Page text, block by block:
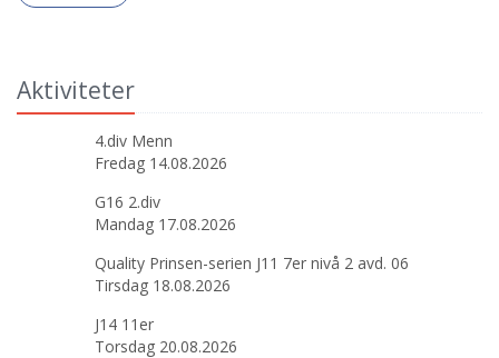
Aktiviteter
4.div Menn
Fredag 14.08.2026
G16 2.div
Mandag 17.08.2026
Quality Prinsen-serien J11 7er nivå 2 avd. 06
Tirsdag 18.08.2026
J14 11er
Torsdag 20.08.2026